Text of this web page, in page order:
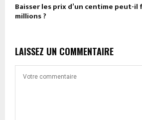
Baisser les prix d’un centime peut-
millions ?
LAISSEZ UN COMMENTAIRE